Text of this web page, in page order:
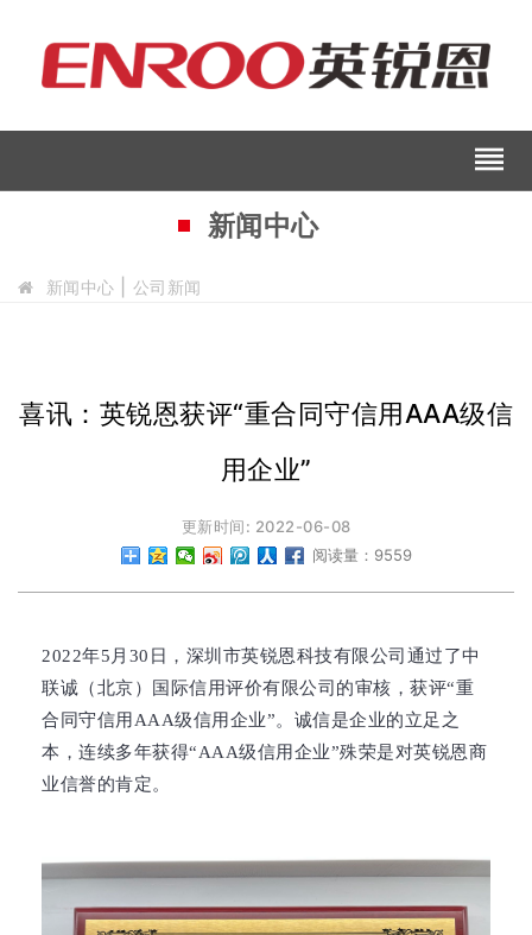
reorder
新闻中心
新闻中心 公司新闻
喜讯：英锐恩获评“重合同守信用AAA级信
用企业”
更新时间: 2022-06-08
阅读量：9559
2022年5月30日，深圳市英锐恩科技有限公司通过了中
联诚（北京）国际信用评价有限公司的审核，获评“重
合同守信用AAA级信用企业”。诚信是企业的立足之
本，连续多年获得“AAA级信用企业”殊荣是对英锐恩商
业信誉的肯定。